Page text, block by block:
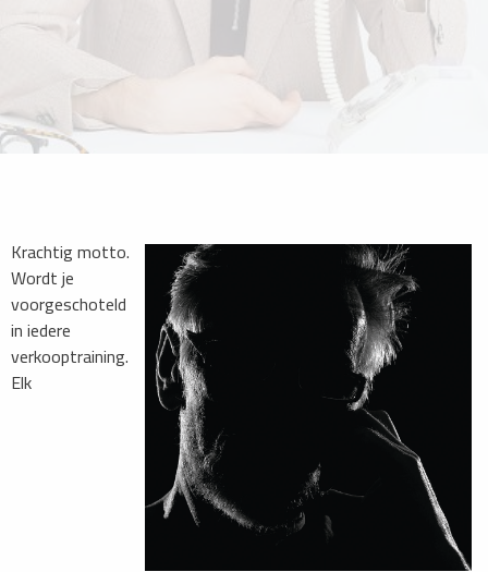
Krachtig motto.
Wordt je
voorgeschoteld
in iedere
verkooptraining.
Elk